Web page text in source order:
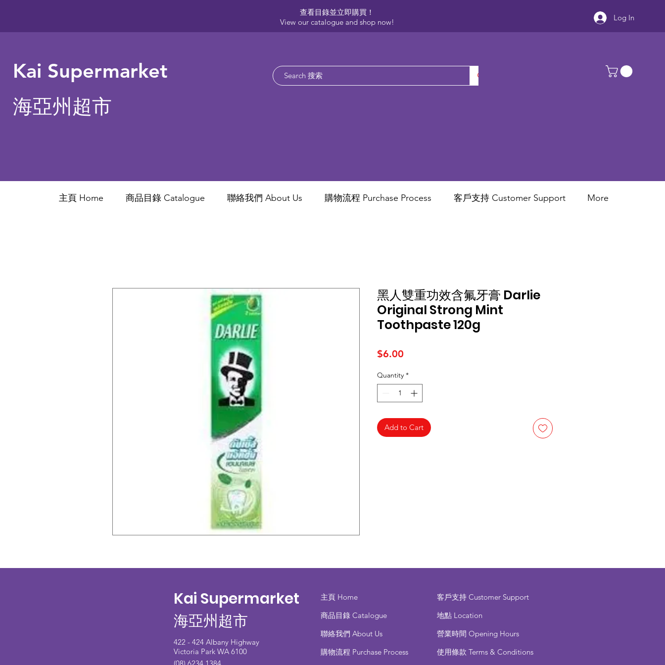
查看目錄並立即購買！​
View our catalogue and shop now!
Log In
Kai Supermarket
海亞州超市
主頁 Home 商品目錄 ​Catalogue 聯絡我們 About Us ​購物流程 Purchase Process 客戶支持 Customer Support More
黑人雙重功效含氟牙膏 Darlie
Original Strong Mint
Toothpaste 120g
$6.00
Quantity *
Add to Cart
Kai Supermarket
海亞州超市
422 - 424 Albany Highway
Victoria Park WA 6100
主頁 Home
商品目錄 ​Catalogue
聯絡我們 About Us
​購物流程 Purchase Process
客戶支持Customer Support
地點 Location
營業時間Opening Hours
使用條款Terms & Conditions